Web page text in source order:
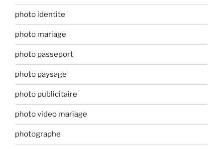
photo identite
photo mariage
photo passeport
photo paysage
photo publicitaire
photo video mariage
photographe